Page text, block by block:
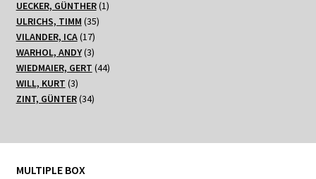
Produkte
UECKER, GÜNTHER 11
ULRICHS, TIMM 3535
VILANDER, ICA 1717
Produkte
WARHOL, ANDY 33
Produkte
WIEDMAIER, GERT 4444
WILL, KURT 33
Produkte
ZINT, GÜNTER 3434
MULTIPLE BOX